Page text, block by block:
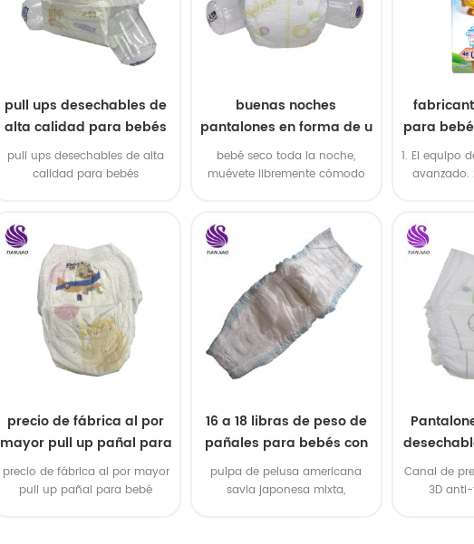
pull ups desechables de
alta calidad para bebés
pull ups desechables de alta
calidad para bebés
buenas noches
pantalones en forma de u
desechables
bebé seco toda la noche,
muévete libremente cómodo
para
tamaño
1. El equipo
avanzado.
OEM está
amp; bsci &
precio de fábrica al por
mayor pull up pañal para
bebé
precio de fábrica al por mayor
pull up pañal para bebé
16 a 18 libras de peso de
pañales para bebés con
sueño
pulpa de pelusa americana
savia japonesa mixta,
Canal de
3D